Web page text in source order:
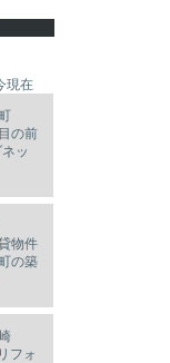
現在
の前
ッ
物件
の築
フォ